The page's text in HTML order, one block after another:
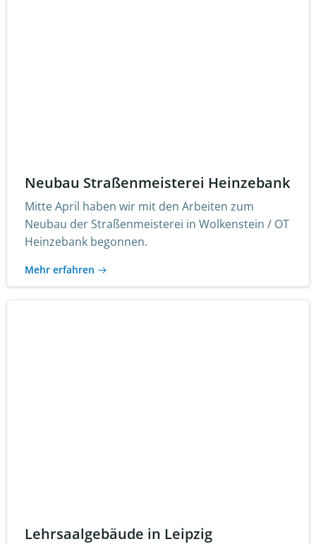
Neubau Straßenmeisterei Heinzebank
Mitte April haben wir mit den Arbeiten zum
Neubau der Straßenmeisterei in Wolkenstein / OT
Heinzebank begonnen.
Mehr erfahren
Lehrsaalgebäude in Leipzig